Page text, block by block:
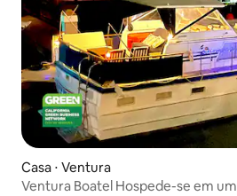
Casa ⋅ Ventura
Ventura Boatel Hospede-se em